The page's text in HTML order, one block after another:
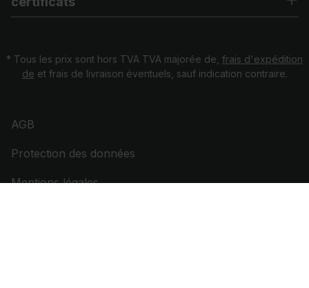
* Tous les prix sont hors TVA TVA majorée de, frais d'expédition
de et frais de livraison éventuels, sauf indication contraire.
AGB
Protection des données
Mentions légales